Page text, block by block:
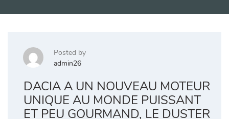
Posted by
admin26
DACIA A UN NOUVEAU MOTEUR
UNIQUE AU MONDE PUISSANT
ET PEU GOURMAND, LE DUSTER